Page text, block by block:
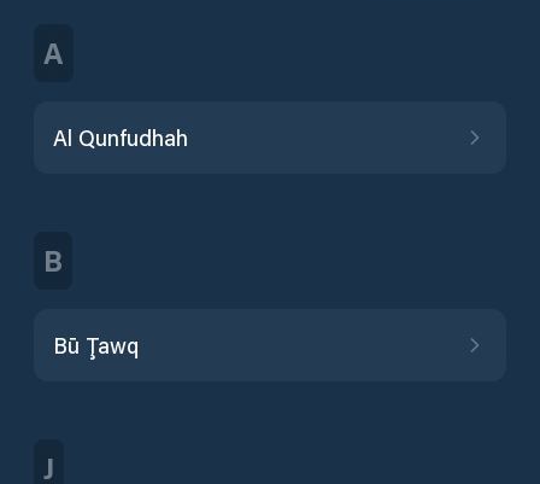
A
Al Qunfudhah
B
Bū Ţawq
J